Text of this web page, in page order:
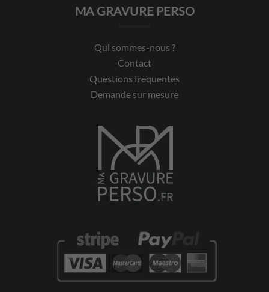
MA GRAVURE PERSO
Qui sommes-nous ?
Contact
Questions fréquentes
Demande sur mesure